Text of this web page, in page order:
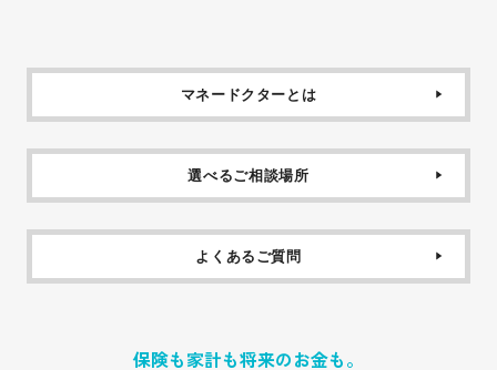
マネードクターとは
選べるご相談場所
よくあるご質問
保険も家計も将来のお金も。